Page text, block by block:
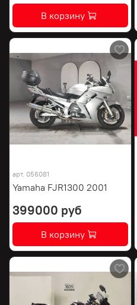
В корзину
арт. 056081
Yamaha FJR1300 2001
399000 руб
В корзину